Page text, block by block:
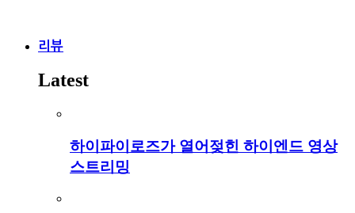
리뷰
Latest
하이파이로즈가 열어젖힌 하이엔드 영상
스트리밍